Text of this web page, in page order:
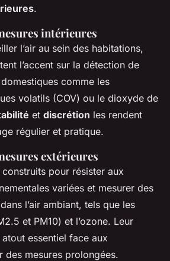
.
intérieures
l’air au sein des habitations,
l’accent sur la détection de
comme les
volatils (COV) ou le dioxyde de
et discrétion les rendent
régulier et pratique.
extérieures
pour résister aux
variées et mesurer des
l’air ambiant, tels que les
et PM10) et l’ozone. Leur
atout essentiel face aux
des mesures prolongées.